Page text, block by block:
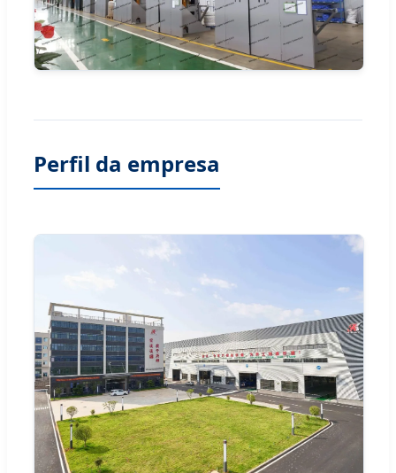
Perfil da empresa